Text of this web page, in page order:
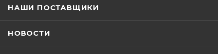
НАШИ ПОСТАВЩИКИ
НОВОСТИ